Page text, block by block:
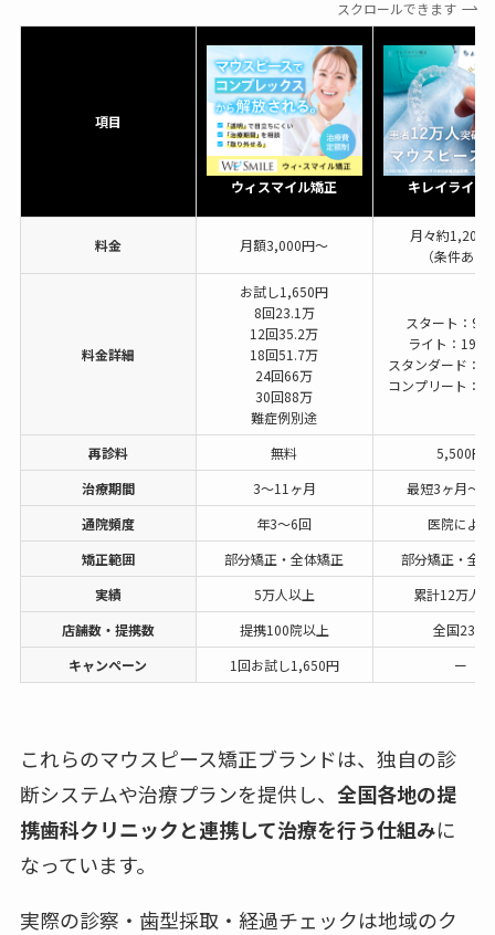
スクロールできます
項目
ウィスマイル矯正 キレイライン
料金 月額3,000円〜
月々約1,200
（条件あり
料金詳細
お試し1,650円
8回23.1万
12回35.2万
18回51.7万
24回66万
30回88万
難症例別途
スタート：9.9
ライト：19.8
スタンダード：
コンプリート：
再診料 無料
5,500円
治療期間
3〜11ヶ月
最短3ヶ月〜2
通院頻度
年3〜6回
医院による
矯正範囲
部分矯正・全体矯正
部分矯正・全
実績
5万人以上
累計12万人
店舗数・提携数
提携100院以上
全国23院
キャンペーン
1回お試し1,650円 ー
これらのマウスピース矯正ブランドは、独自の診
断システムや治療プランを提供し、 全国各地の提
携歯科クリニックと連携して治療を行う仕組みに
なっています。
実際の診察・歯型採取・経過チェックは地域のク